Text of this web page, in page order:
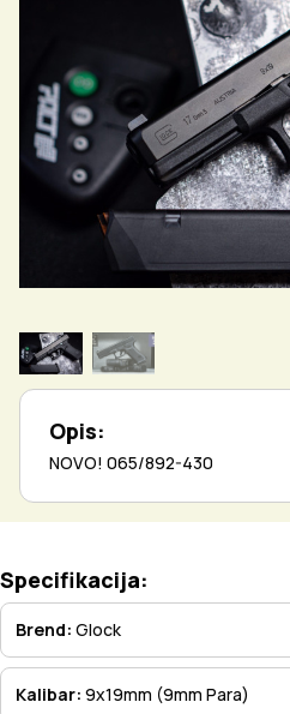
Opis:
NOVO! 065/892-430
Specifikacija:
Brend: Glock
Kalibar: 9x19mm (9mm Para)